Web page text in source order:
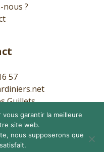
nous ?
57
Guillets
Chartreuse
garantir la meilleure
site web.
nous supposerons que